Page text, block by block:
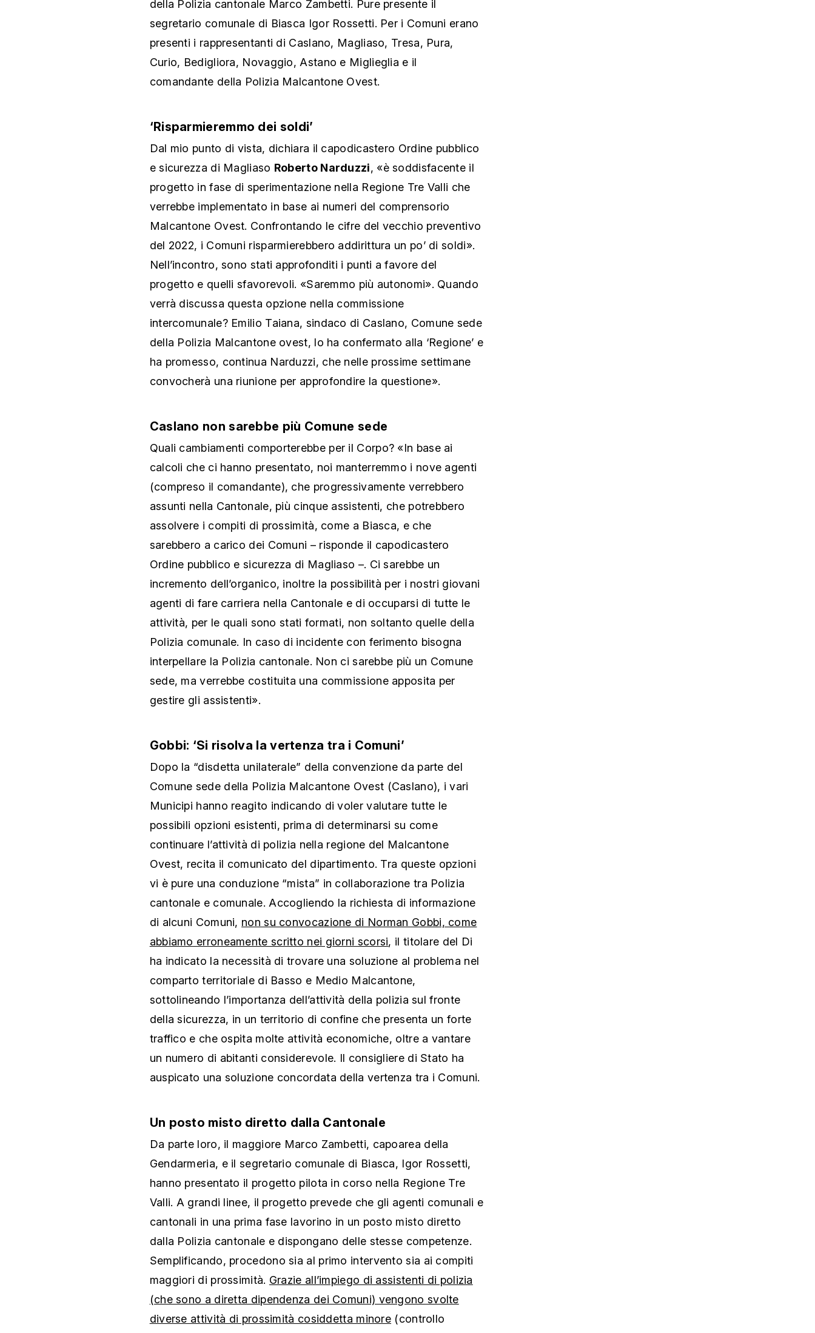
della Polizia cantonale Marco Zambetti. Pure presente il
segretario comunale di Biasca Igor Rossetti. Per i Comuni erano
presenti i rappresentanti di Caslano, Magliaso, Tresa, Pura,
Curio, Bedigliora, Novaggio, Astano e Miglieglia e il
comandante della Polizia Malcantone Ovest.
‘Risparmieremmo dei soldi’
Dal mio punto di vista, dichiara il capodicastero Ordine pubblico
e sicurezza di Magliaso Roberto Narduzzi, «è soddisfacente il
progetto in fase di sperimentazione nella Regione Tre Valli che
verrebbe implementato in base ai numeri del comprensorio
Malcantone Ovest. Confrontando le cifre del vecchio preventivo
del 2022, i Comuni risparmierebbero addirittura un po’ di soldi».
Nell’incontro, sono stati approfonditi i punti a favore del
progetto e quelli sfavorevoli. «Saremmo più autonomi». Quando
verrà discussa questa opzione nella commissione
intercomunale? Emilio Taiana, sindaco di Caslano, Comune sede
della Polizia Malcantone ovest, lo ha confermato alla ‘Regione’ e
ha promesso, continua Narduzzi, che nelle prossime settimane
convocherà una riunione per approfondire la questione».
Caslano non sarebbe più Comune sede
Quali cambiamenti comporterebbe per il Corpo? «In base ai
calcoli che ci hanno presentato, noi manterremmo i nove agenti
(compreso il comandante), che progressivamente verrebbero
assunti nella Cantonale, più cinque assistenti, che potrebbero
assolvere i compiti di prossimità, come a Biasca, e che
sarebbero a carico dei Comuni – risponde il capodicastero
Ordine pubblico e sicurezza di Magliaso –. Ci sarebbe un
incremento dell’organico, inoltre la possibilità per i nostri giovani
agenti di fare carriera nella Cantonale e di occuparsi di tutte le
attività, per le quali sono stati formati, non soltanto quelle della
Polizia comunale. In caso di incidente con ferimento bisogna
interpellare la Polizia cantonale. Non ci sarebbe più un Comune
sede, ma verrebbe costituita una commissione apposita per
gestire gli assistenti».
Gobbi: ‘Si risolva la vertenza tra i Comuni’
Dopo la “disdetta unilaterale” della convenzione da parte del
Comune sede della Polizia Malcantone Ovest (Caslano), i vari
Municipi hanno reagito indicando di voler valutare tutte le
possibili opzioni esistenti, prima di determinarsi su come
continuare l’attività di polizia nella regione del Malcantone
Ovest, recita il comunicato del dipartimento. Tra queste opzioni
vi è pure una conduzione “mista” in collaborazione tra Polizia
cantonale e comunale. Accogliendo la richiesta di informazione
di alcuni Comuni, non su convocazione di Norman Gobbi, come
abbiamo erroneamente scritto nei giorni scorsi, il titolare del Di
ha indicato la necessità di trovare una soluzione al problema nel
comparto territoriale di Basso e Medio Malcantone,
sottolineando l’importanza dell’attività della polizia sul fronte
della sicurezza, in un territorio di confine che presenta un forte
traffico e che ospita molte attività economiche, oltre a vantare
un numero di abitanti considerevole. Il consigliere di Stato ha
auspicato una soluzione concordata della vertenza tra i Comuni.
Un posto misto diretto dalla Cantonale
Da parte loro, il maggiore Marco Zambetti, capoarea della
Gendarmeria, e il segretario comunale di Biasca, Igor Rossetti,
hanno presentato il progetto pilota in corso nella Regione Tre
Valli. A grandi linee, il progetto prevede che gli agenti comunali e
cantonali in una prima fase lavorino in un posto misto diretto
dalla Polizia cantonale e dispongano delle stesse competenze.
Semplificando, procedono sia al primo intervento sia ai compiti
maggiori di prossimità. Grazie all’impiego di assistenti di polizia
(che sono a diretta dipendenza dei Comuni) vengono svolte
diverse attività di prossimità cosiddetta minore (controllo